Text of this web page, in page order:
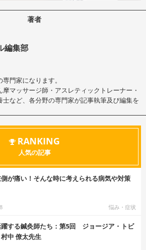
著者
編集部
門家になります。
マッサージ師・アスレティックトレーナー・
など、各分野の専門家が記事執筆及び編集を
RANKING
人気の記事
が痛い！そんな時に考えられる病気や対策
悩み・症状
する鍼灸師たち：第5回 ジョージア・トビ
中 僚太先生